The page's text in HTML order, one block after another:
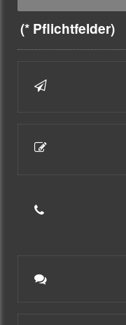
(* Pflichtfelder)